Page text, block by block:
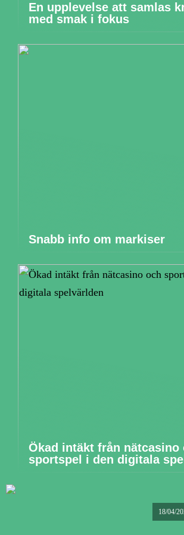
En upplevelse att samlas
med smak i fokus
Snabb info om markiser
Ökad intäkt från nätcasino
sportspel i den digitala
18/04/